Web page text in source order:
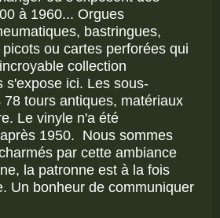
à 1960... Orgues
bastringues,
ou cartes perforées qui
collection
s'expose ici. Les sous-
tours antiques, matériaux
Le vinyle n'a été
1950. Nous sommes
par cette ambiance
la patronne est à la fois
Un bonheur de communiquer